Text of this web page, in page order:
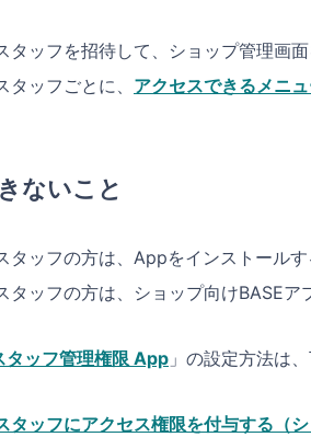
タッフを招待して、ショップ管理画
タッフごとに、 アクセスできるメニ
ないこと
タッフの方は、Appをインストール
タッフの方は、ショップ向けBASE
タッフ管理権限 App 」の設定方法は
タッフにアクセス権限を付与する（シ